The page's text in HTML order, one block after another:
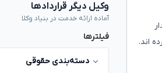
اند.
وکیل دیگر قراردادها
آماده ارائه خدمت در بنیاد وکلا
فیلترها
دسته‌بندی حقوقی